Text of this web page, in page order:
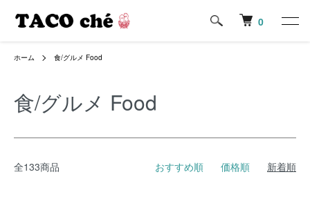
0
ホーム 食/グルメ Food
食/グルメ Food
全133商品 おすすめ順 価格順 新着順